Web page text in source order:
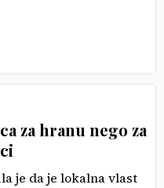
za hranu nego za
je da je lokalna vlast